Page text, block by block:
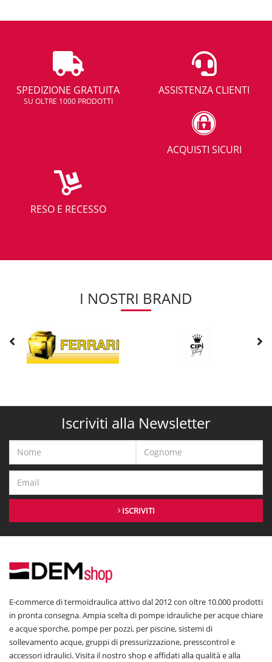
SPEDIZIONE GRATUITA
SU OLTRE 1000 PRODOTTI
ASSISTENZA CLIENTI
ACQUISTI SICURI
RESO E RECESSO
I NOSTRI BRAND
Iscriviti alla Newsletter
ISCRIVITI
E-commerce di termoidraulica attivo dal 2012 con oltre 10.000 prodotti
in pronta consegna. Ampia scelta di pompe idrauliche per acque chiare
e acque sporche, pompe per pozzi, per piscine, sistemi di
sollevamento acque, gruppi di pressurizzazione, presscontrol e
accessori idraulici. Visita il nostro shop e affidati alla qualità e alla